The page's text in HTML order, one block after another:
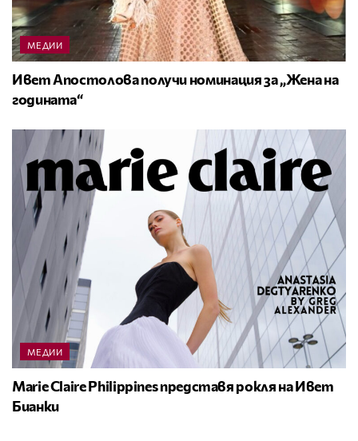
МЕДИИ
Ивет Апостолова получи номинация за „Жена на
годината“
МЕДИИ
Marie Claire Philippines представя рокля на Ивет
Бианки